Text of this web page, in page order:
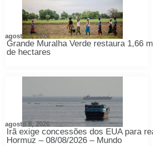
Grande Muralha Verde restaura 1,66
de hectares
agosto 8, 2026
Irã exige concessões dos EUA para
Hormuz – 08/08/2026 – Mundo
agosto 8, 2026